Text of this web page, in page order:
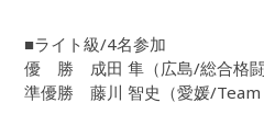
■ライト級/4名参加
優 勝 成田 隼（広島/総合格闘
準優勝 藤川 智史（愛媛/Team